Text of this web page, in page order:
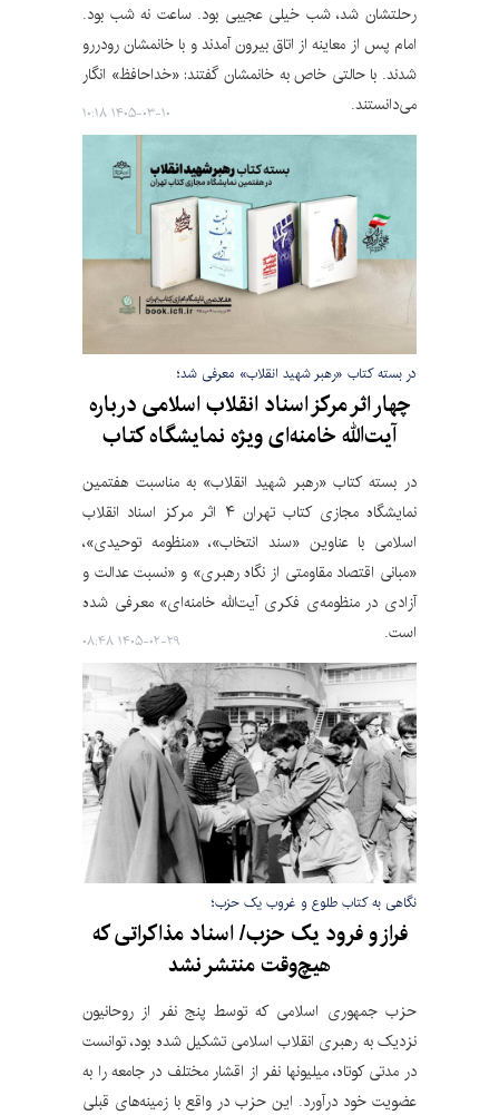
رحلتشان شد، شب خیلی عجیبی بود. ساعت نه شب بود.
امام پس از معاینه از اتاق بیرون آمدند و با خانمشان رودررو
شدند. با حالتی خاص به خانمشان گفتند: «خداحافظ» انگار
می‌دانستند.
۱۴۰۵-۰۳-۱۰ ۱۰:۱۸
در بسته کتاب «رهبر شهید انقلاب» معرفی شد؛
چهار اثر مرکز اسناد انقلاب اسلامی درباره
آیت‌الله خامنه‌ای ویژه نمایشگاه کتاب
در بسته کتاب «رهبر شهید انقلاب» به مناسبت هفتمین
نمایشگاه مجازی کتاب تهران ۴ اثر مرکز اسناد انقلاب
اسلامی با عناوین «سند انتخاب»، «منظومه توحیدی»،
«مبانی اقتصاد مقاومتی از نگاه رهبری» و «نسبت عدالت و
آزادی در منظومه‌ی فکری آیت‌الله خامنه‌ای» معرفی شده
است.
۱۴۰۵-۰۲-۲۹ ۰۸:۴۸
نگاهی به کتاب طلوع و غروب یک حزب؛
فراز و فرود یک حزب/ اسناد مذاکراتی که
هیچ‌وقت منتشر نشد
حزب جمهوری اسلامی که توسط پنج نفر از روحانیون
نزدیک به رهبری انقلاب اسلامی تشکیل شده بود، توانست
در مدتی کوتاه، میلیونها نفر از اقشار مختلف در جامعه را به
عضویت خود درآورد. این حزب در واقع با زمینه‌های قبلی